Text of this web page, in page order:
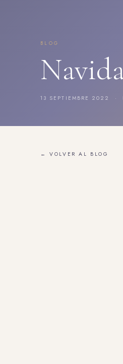
BLOG
13 SEPTIEMBRE 2022 ·
← VOLVER AL BLOG